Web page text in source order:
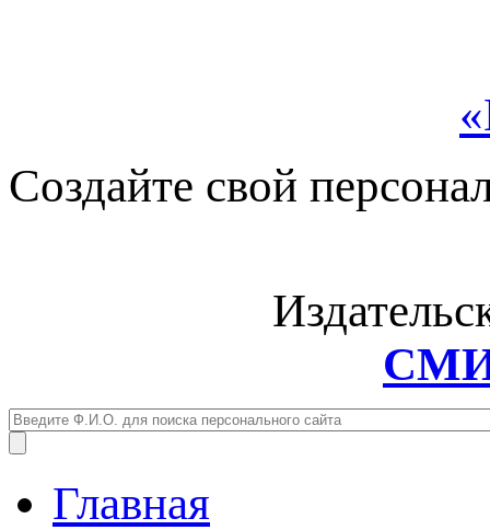
Создайте свой
Главная